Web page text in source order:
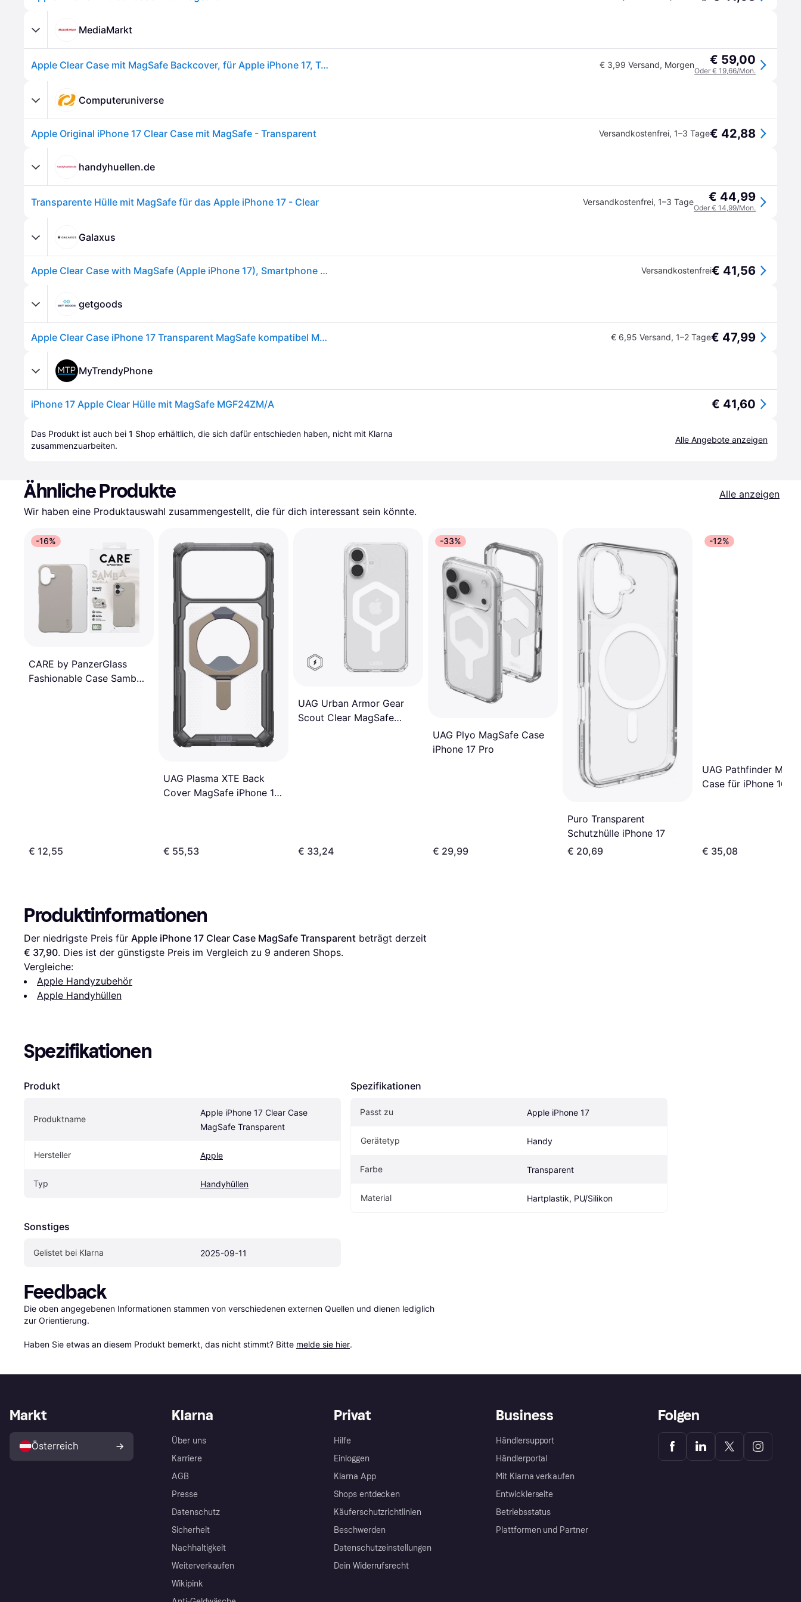
MediaMarkt
Apple Clear Case mit MagSafe Backcover, für Apple iPhone 17, Transparent; Schutzhülle € 3,99 Versand, Morgen € 59,00
Oder € 19,66/Mon.
Computeruniverse
Apple Original iPhone 17 Clear Case mit MagSafe - Transparent Versandkostenfrei, 1–3 Tage€ 42,88
handyhuellen.de
Transparente Hülle mit MagSafe für das Apple iPhone 17 - Clear Versandkostenfrei, 1–3 Tage € 44,99
Oder € 14,99/Mon.
Galaxus
Apple Clear Case with MagSafe (Apple iPhone 17), Smartphone Hülle, Transparent Versandkostenfrei€ 41,56
getgoods
Apple Clear Case iPhone 17 Transparent MagSafe kompatibel MGF24ZM/A € 6,95 Versand, 1–2 Tage€ 47,99
MyTrendyPhone
iPhone 17 Apple Clear Hülle mit MagSafe MGF24ZM/A € 41,60
Das Produkt ist auch bei 1 Shop erhältlich, die sich dafür entschieden haben, nicht mit Klarna
zusammenzuarbeiten.
Alle Angebote anzeigen
Ähnliche Produkte
Alle anzeigen
Wir haben eine Produktauswahl zusammengestellt, die für dich interessant sein könnte.
-16%
CARE by PanzerGlass
Fashionable Case Samba
€ 12,55
UAG Plasma XTE Back
Cover MagSafe iPhone 17
€ 55,53
UAG Urban Armor Gear
Scout Clear MagSafe
€ 33,24
-33%
UAG Plyo MagSafe Case
iPhone 17 Pro
€ 29,99
Puro Transparent
Schutzhülle iPhone 17
€ 20,69
-12%
UAG Pathfinder
Case für iPhone 16e
€ 35,08
Produktinformationen
Der niedrigste Preis für Apple iPhone 17 Clear Case MagSafe Transparent
€ 37,90. Dies ist der günstigste Preis im Vergleich zu 9 anderen Shops.
Vergleiche:
Apple Handyzubehör
Apple Handyhüllen
Spezifikationen
Produkt
Produktname
Apple iPhone 17 Clear Case
MagSafe Transparent
Hersteller Apple
Typ Handyhüllen
Sonstiges
Gelistet bei Klarna 2025-09-11
Spezifikationen
Passt zu Apple iPhone 17
Gerätetyp Handy
Farbe Transparent
Material Hartplastik, PU/Silikon
Feedback
Die oben angegebenen Informationen stammen von verschiedenen externen Quellen und dienen lediglich
zur Orientierung.
Haben Sie etwas an diesem Produkt bemerkt, das nicht stimmt? Bitte melde sie hier.
Klarna
Über uns
Karriere
AGB
Presse
Datenschutz
Sicherheit
Nachhaltigkeit
Weiterverkaufen
Wikipink
Privat
Hilfe
Einloggen
Klarna App
Shops entdecken
Käuferschutzrichtlinien
Beschwerden
Datenschutzeinstellungen
Dein Widerrufsrecht
Business
Händlersupport
Händlerportal
Mit Klarna verkaufen
Entwicklerseite
Betriebsstatus
Plattformen und Partner
Markt
Österreich
Folgen